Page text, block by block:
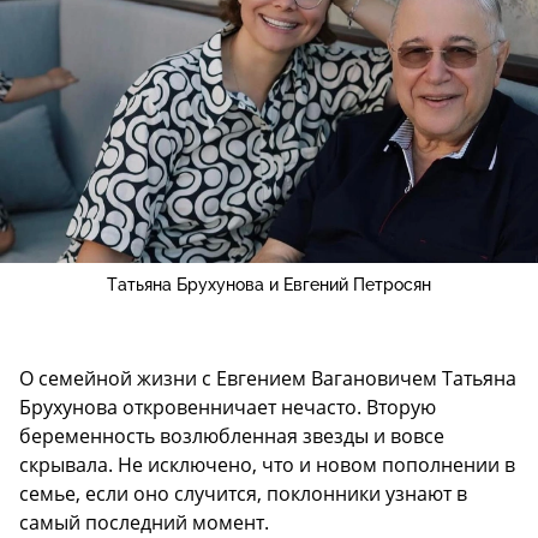
Татьяна Брухунова и Евгений Петросян
О семейной жизни с Евгением Вагановичем Татьяна
Брухунова откровенничает нечасто. Вторую
беременность возлюбленная звезды и вовсе
скрывала. Не исключено, что и новом пополнении в
семье, если оно случится, поклонники узнают в
самый последний момент.